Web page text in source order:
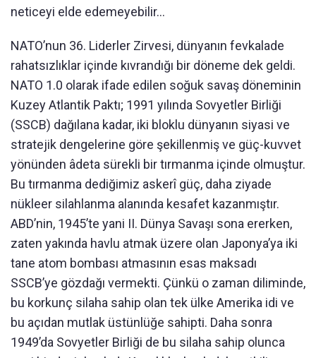
neticeyi elde edemeyebilir…
NATO’nun 36. Liderler Zirvesi, dünyanın fevkalade
rahatsızlıklar içinde kıvrandığı bir döneme dek geldi.
NATO 1.0 olarak ifade edilen soğuk savaş döneminin
Kuzey Atlantik Paktı; 1991 yılında Sovyetler Birliği
(SSCB) dağılana kadar, iki bloklu dünyanın siyasi ve
stratejik dengelerine göre şekillenmiş ve güç-kuvvet
yönünden âdeta sürekli bir tırmanma içinde olmuştur.
Bu tırmanma dediğimiz askerî güç, daha ziyade
nükleer silahlanma alanında kesafet kazanmıştır.
ABD’nin, 1945’te yani II. Dünya Savaşı sona ererken,
zaten yakında havlu atmak üzere olan Japonya’ya iki
tane atom bombası atmasının esas maksadı
SSCB’ye gözdağı vermekti. Çünkü o zaman diliminde,
bu korkunç silaha sahip olan tek ülke Amerika idi ve
bu açıdan mutlak üstünlüğe sahipti. Daha sonra
1949’da Sovyetler Birliği de bu silaha sahip olunca